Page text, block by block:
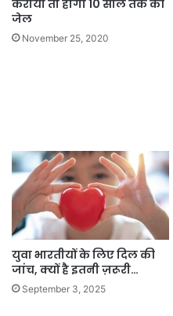
कराया तो होगी 10 साल तक की
जेल
November 25, 2020
युवा भारतीयों के लिए दिल की
जांच, क्यों है इतनी ज़रूरी…
September 3, 2025